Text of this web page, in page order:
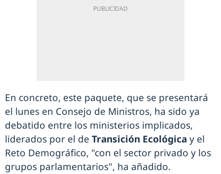
En concreto, este paquete, que se presentará
el lunes en Consejo de Ministros, ha sido ya
debatido entre los ministerios implicados,
liderados por el de Transición Ecológica y el
Reto Demográfico, "con el sector privado y los
grupos parlamentarios", ha añadido.